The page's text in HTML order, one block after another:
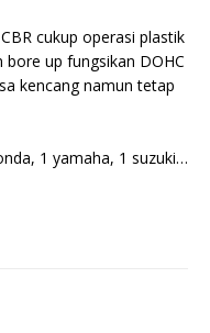
cukup operasi plastik
up fungsikan DOHC
kencang namun tetap
1 yamaha, 1 suzuki…